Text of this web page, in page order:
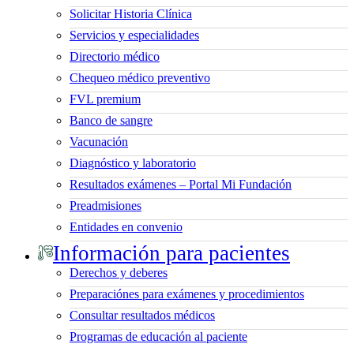
Solicitar Historia Clínica
Servicios y especialidades
Directorio médico
Chequeo médico preventivo
FVL premium
Banco de sangre
Vacunación
Diagnóstico y laboratorio
Resultados exámenes – Portal Mi Fundación
Preadmisiones
Entidades en convenio
Información para pacientes
Derechos y deberes
Preparaciónes para exámenes y procedimientos
Consultar resultados médicos
Programas de educación al paciente